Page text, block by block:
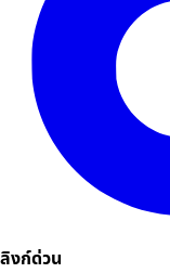
ลิงก์ด่วน